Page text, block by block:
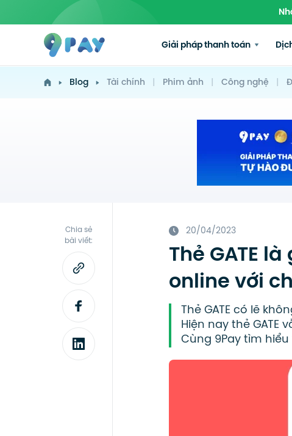
Giải pháp thanh toán
Blog Tài chính | Phim ảnh | Công nghệ |
Chia sẻ
bài viết:
20/04/2023
Thẻ GATE
online với
Thẻ GATE có lẽ
Hiện nay thẻ
Cùng 9Pay tìm